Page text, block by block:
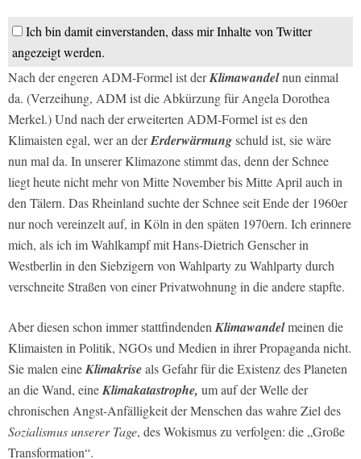
Ich bin damit einverstanden, dass mir Inhalte von Twitter
angezeigt werden.
Nach der engeren ADM-Formel ist derKlimawandelnun einmal
da. (Verzeihung, ADM ist die Abkürzung für Angela Dorothea
Merkel.) Und nach der erweiterten ADM-Formel ist es den
Klimaisten egal, wer an derErderwärmungschuld ist, sie wäre
nun mal da. In unserer Klimazone stimmt das, denn der Schnee
liegt heute nicht mehr von Mitte November bis Mitte April auch in
den Tälern. Das Rheinland suchte der Schnee seit Ende der 1960er
nur noch vereinzelt auf, in Köln in den späten 1970ern. Ich erinnere
mich, als ich im Wahlkampf mit Hans-Dietrich Genscher in
Westberlin in den Siebzigern von Wahlparty zu Wahlparty durch
verschneite Straßen von einer Privatwohnung in die andere stapfte.
Aber diesen schon immer stattfindenden Klimawandelmeinen die
Klimaisten in Politik, NGOs und Medien in ihrer Propaganda nicht.
Sie malen eineKlimakriseals Gefahr für die Existenz des Planeten
an die Wand, eineKlimakatastrophe, um auf der Welle der
chronischen Angst-Anfälligkeit der Menschen das wahre Ziel des
Sozialismus unserer Tage, des Wokismus zu verfolgen: die „Große
Transformation“.